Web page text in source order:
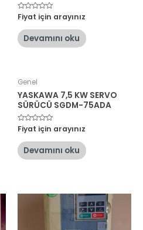
5
üzerinden
oy
aldı
Fiyat için arayınız
Devamını oku
Genel
YASKAWA 7,5 KW SERVO
SÜRÜCÜ SGDM-75ADA
5
üzerinden
oy
aldı
Fiyat için arayınız
Devamını oku